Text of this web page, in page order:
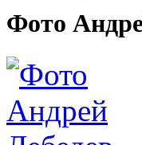
Фото